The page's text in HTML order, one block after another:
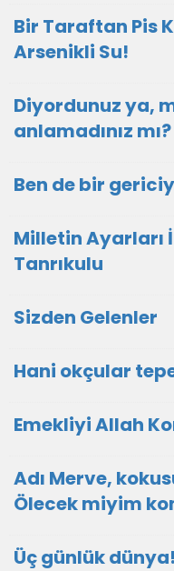
Bir Taraftan Pis
Arsenikli Su!
Diyordunuz ya,
anlamadınız mı?
Ben de bir
Milletin Ayarları
Tanrıkulu
Sizden Gelenler
Hani okçular
Emekliyi Allah
Adı Merve,
Ölecek miyim
Üç günlük dünya!